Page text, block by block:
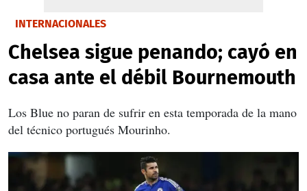
INTERNACIONALES
Chelsea sigue penando; cayó en
casa ante el débil Bournemouth
Los Blue no paran de sufrir en esta temporada de la mano
del técnico portugués Mourinho.